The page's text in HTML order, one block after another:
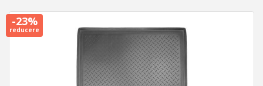
-23%
reducere